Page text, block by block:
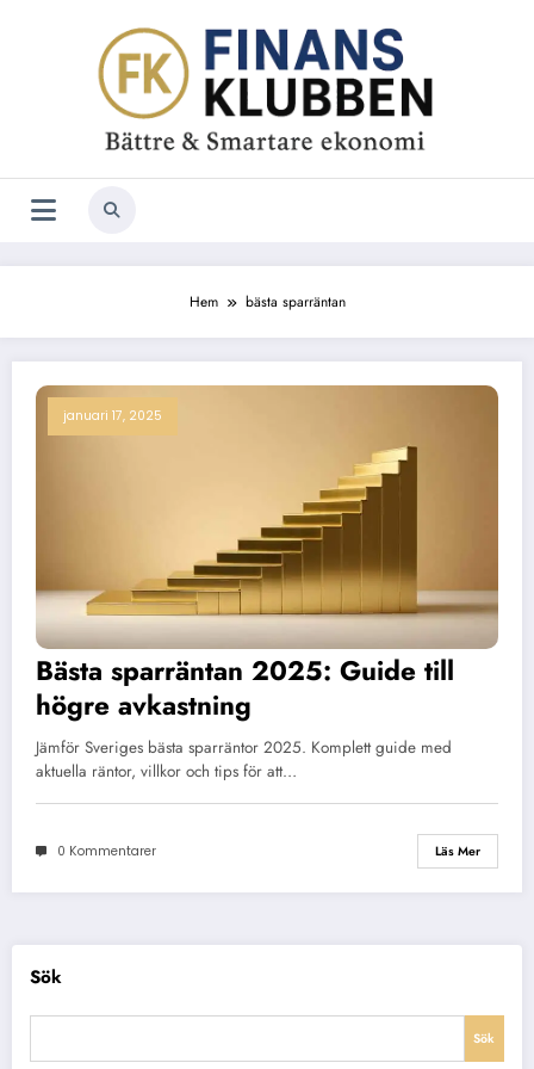
Hem bästa sparräntan
januari 17, 2025
Bästa sparräntan 2025: Guide till
högre avkastning
Jämför Sveriges bästa sparräntor 2025. Komplett guide med
aktuella räntor, villkor och tips för att…
0 Kommentarer Läs Mer
Sök
Sök